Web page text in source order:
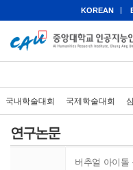
KOREAN
국내학술대회 국제학술대회
연구논문
버추얼 아이돌